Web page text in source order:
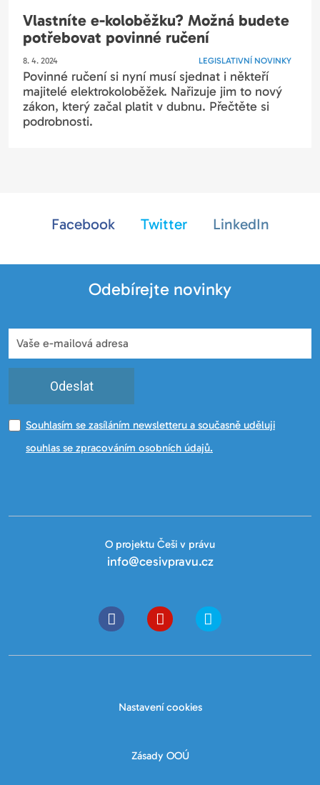
Vlastníte e-koloběžku? Možná budete
potřebovat povinné ručení
8. 4. 2024 LEGISLATIVNÍ NOVINKY
Povinné ručení si nyní musí sjednat i někteří
majitelé elektrokoloběžek. Nařizuje jim to nový
zákon, který začal platit v dubnu. Přečtěte si
podrobnosti.
Facebook Twitter LinkedIn
Odebírejte novinky
Odeslat
Souhlasím se zasíláním newsletteru a současně uděluji
souhlas se zpracováním osobních údajů.
O projektu Češi v právu
info@cesivpravu.cz
Nastavení cookies
Zásady OOÚ